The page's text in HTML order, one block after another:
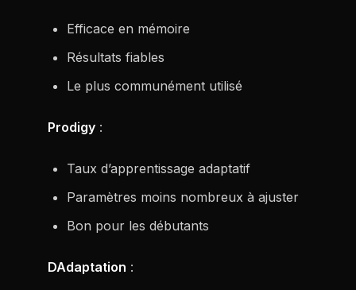
Efficace en mémoire
Résultats fiables
Le plus communément utilisé
Prodigy :
Taux d’apprentissage adaptatif
Paramètres moins nombreux à ajuster
Bon pour les débutants
DAdaptation :